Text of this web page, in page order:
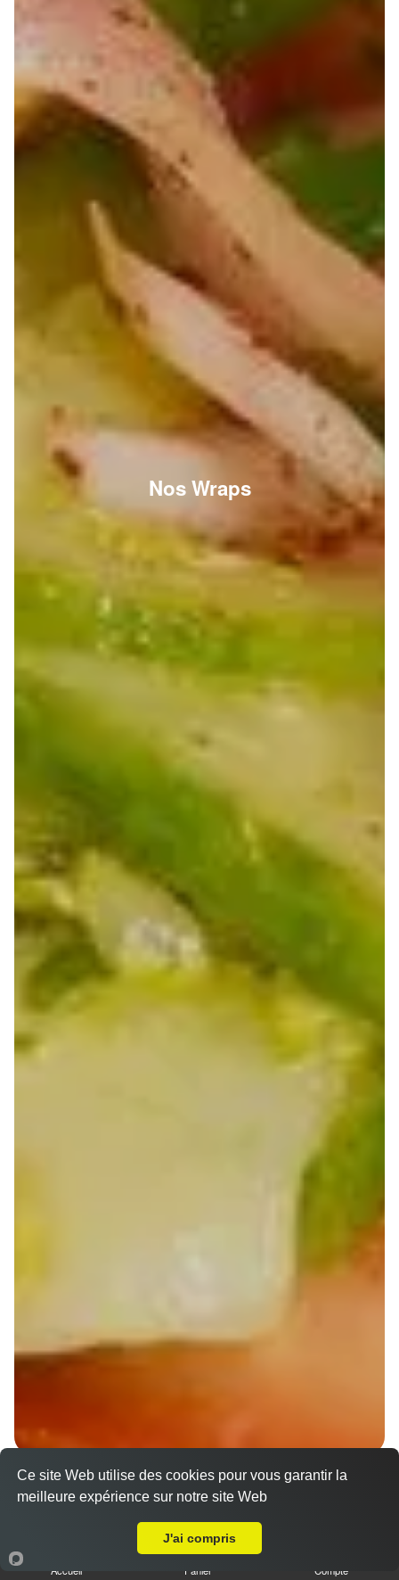
Nos Wraps
Wraps Chicken
8.50 €
Accueil Panier Compte
Ce site Web utilise des cookies pour vous garantir la
meilleure expérience sur notre site Web
J'ai compris